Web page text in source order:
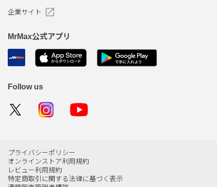
企業サイト
MrMax公式アプリ
Follow us
プライバシーポリシー
オンラインストア利用規約
レビュー利用規約
特定商取引に関する法律に基づく表示